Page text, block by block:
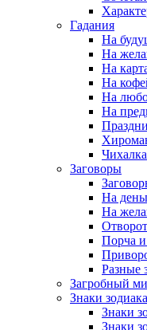
Гадания
На
На
На
На
На
На
Чихалка
Заговоры
На
На
Порча и
Разные
Загробный
Знаки
Знаки
Знаки